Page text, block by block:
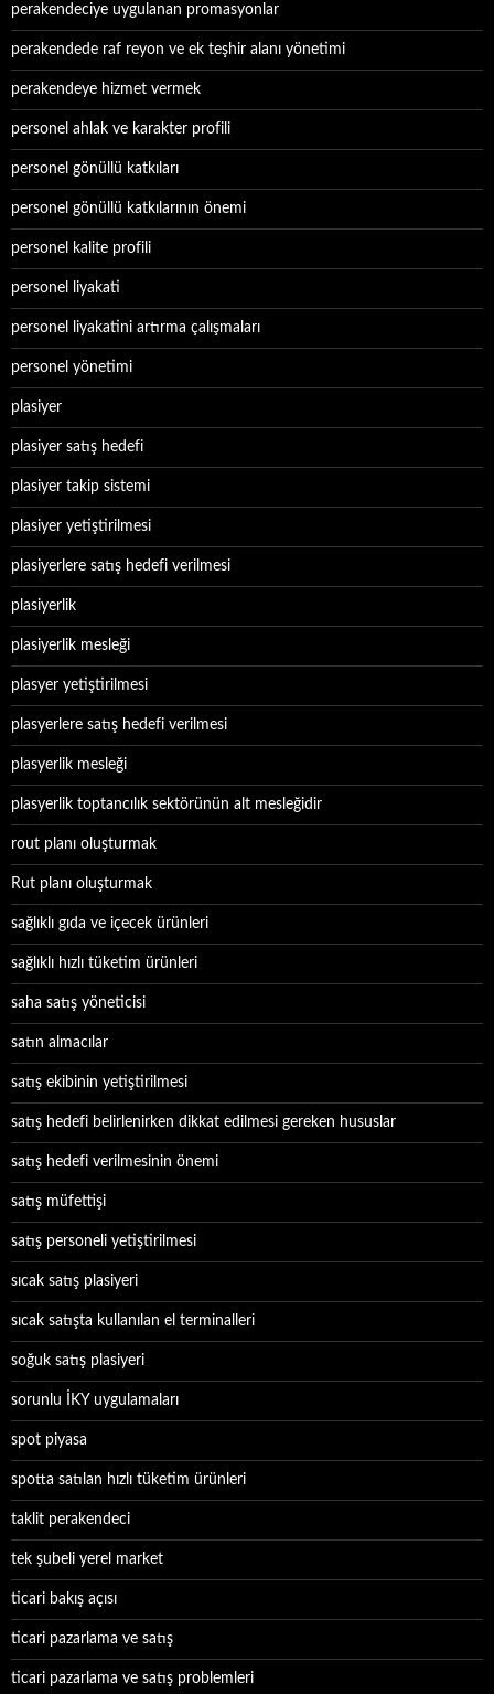
perakendeciye uygulanan promasyonlar
perakendede raf reyon ve ek teşhir alanı yönetimi
perakendeye hizmet vermek
personel ahlak ve karakter profili
personel gönüllü katkıları
personel gönüllü katkılarının önemi
personel kalite profili
personel liyakati
personel liyakatini artırma çalışmaları
personel yönetimi
plasiyer
plasiyer satış hedefi
plasiyer takip sistemi
plasiyer yetiştirilmesi
plasiyerlere satış hedefi verilmesi
plasiyerlik
plasiyerlik mesleği
plasyer yetiştirilmesi
plasyerlere satış hedefi verilmesi
plasyerlik mesleği
plasyerlik toptancılık sektörünün alt mesleğidir
rout planı oluşturmak
Rut planı oluşturmak
sağlıklı gıda ve içecek ürünleri
sağlıklı hızlı tüketim ürünleri
saha satış yöneticisi
satın almacılar
satış ekibinin yetiştirilmesi
satış hedefi belirlenirken dikkat edilmesi gereken hususlar
satış hedefi verilmesinin önemi
satış müfettişi
satış personeli yetiştirilmesi
sıcak satış plasiyeri
sıcak satışta kullanılan el terminalleri
soğuk satış plasiyeri
sorunlu İKY uygulamaları
spot piyasa
spotta satılan hızlı tüketim ürünleri
taklit perakendeci
tek şubeli yerel market
ticari bakış açısı
ticari pazarlama ve satış
ticari pazarlama ve satış problemleri